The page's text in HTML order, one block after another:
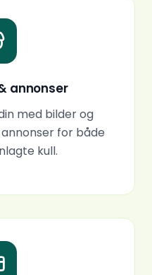
annonser
med bilder og
for både
kull.